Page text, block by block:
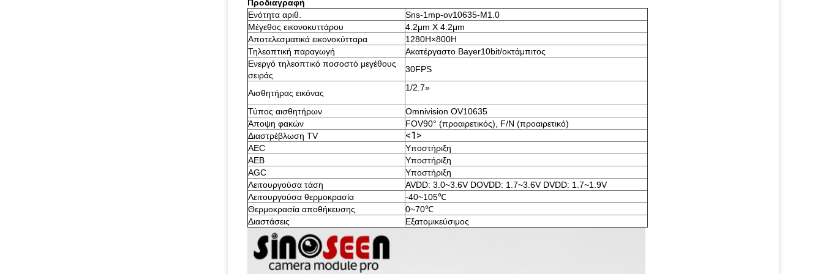
Προδιαγραφή
Ενότητα αριθ.
Sns-1mp-ov10635-M1.0
Μέγεθος εικονοκυττάρου
4.2μm X 4.2μm
Αποτελεσματικά εικονοκύτταρα
1280H×800H
Τηλεοπτική παραγωγή
Ακατέργαστο Bayer10bit/οκτάμπιτος
Ενεργό τηλεοπτικό ποσοστό μεγέθους
σειράς
30FPS
Αισθητήρας εικόνας
1/2.7»
Τύπος αισθητήρων
Omnivision OV10635
Άποψη φακών
FOV90° (προαιρετικός), F/N (προαιρετικό)
Διαστρέβλωση TV
<1>
AEC
Υποστήριξη
AEB
Υποστήριξη
AGC
Υποστήριξη
Λειτουργούσα τάση
AVDD: 3.0~3.6V DOVDD: 1.7~3.6V DVDD: 1.7~1.9V
Λειτουργούσα θερμοκρασία
-40~105℃
Θερμοκρασία αποθήκευσης
0~70℃
Διαστάσεις
Εξατομικεύσιμος